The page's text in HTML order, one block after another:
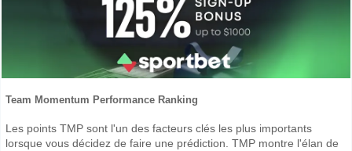
Team Momentum Performance Ranking
Les points TMP sont l'un des facteurs clés les plus importants
lorsque vous décidez de faire une prédiction. TMP montre l'élan de